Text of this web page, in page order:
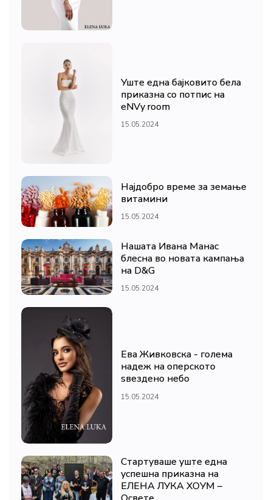
Уште една бајковито бела
приказна со потпис на
eNVy room
15.05.2024
Најдобро време за земање
витамини
15.05.2024
Нашата Ивана Манас
блесна во новата кампања
на D&G
15.05.2024
Ева Живковска - голема
надеж на оперското
ѕвездено небо
15.05.2024
Стартуваше уште една
успешна приказна на
ЕЛЕНА ЛУКА ХОУМ –